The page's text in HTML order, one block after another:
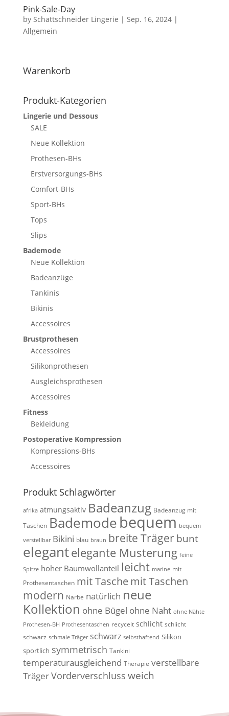
Pink-Sale-Day
by Schattschneider Lingerie | Sep. 16, 2024|
Allgemein
Warenkorb
Produkt-Kategorien
Lingerie und Dessous
SALE
Neue Kollektion
Prothesen-BHs
Erstversorgungs-BHs
Comfort-BHs
Sport-BHs
Tops
Slips
Bademode
Neue Kollektion
Badeanzüge
Tankinis
Bikinis
Accessoires
Brustprothesen
Accessoires
Silikonprothesen
Ausgleichsprothesen
Accessoires
Fitness
Bekleidung
Postoperative Kompression
Kompressions-BHs
Accessoires
Produkt Schlagwörter
afrika atmungsaktiv Badeanzug Badeanzug mit
Taschen Bademodebequem bequem
verstellbar Bikini blau braun breite Träger bunt
elegantelegante Musterung feine
Spitze hoher Baumwollanteil leicht marine mit
Prothesentaschen mit Taschemit Taschen
modern Narbe natürlich neue
Kollektion ohne Bügel ohne Naht ohne Nähte
Prothesen-BH Prothesentaschen recycelt schlicht schlicht
schwarz schmale Träger schwarz selbsthaftend Silikon
sportlich symmetrisch Tankini
temperaturausgleichend Therapie verstellbare
TrägerVorderverschluss weich